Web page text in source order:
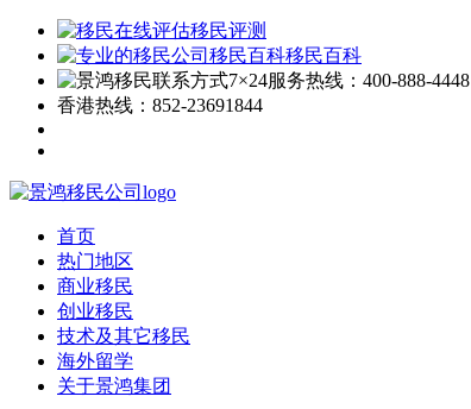
移民评测
移民百科
7×24服务热线： 400-888-4448
香港热线： 852-23691844
首页
热门地区
商业移民
创业移民
技术及其它移民
海外留学
关于景鸿集团